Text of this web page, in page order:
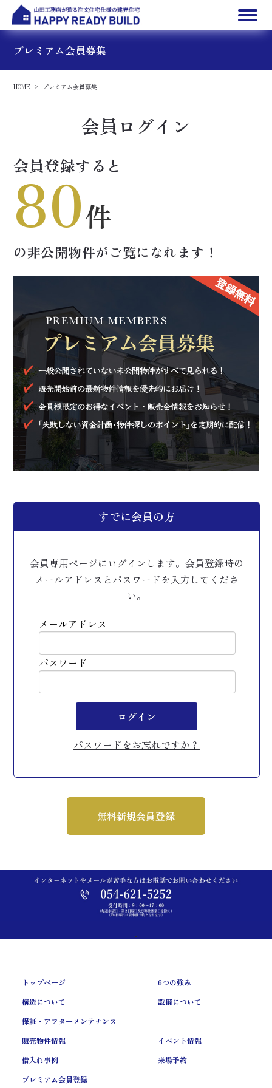
プレミアム会員募集
HOME プレミアム会員募集
会員ログイン
会員登録すると
80件
の非公開物件がご覧になれます！
すでに会員の方
会員専用ページにログインします。会員登録時の
メールアドレスとパスワードを入力してくださ
い。
メールアドレス
パスワード
ログイン
パスワードをお忘れですか？
無料新規会員登録
トップページ
6つの強み
構造について
設備について
保証・アフターメンテナンス
販売物件情報
イベント情報
借入れ事例
来場予約
プレミアム会員登録